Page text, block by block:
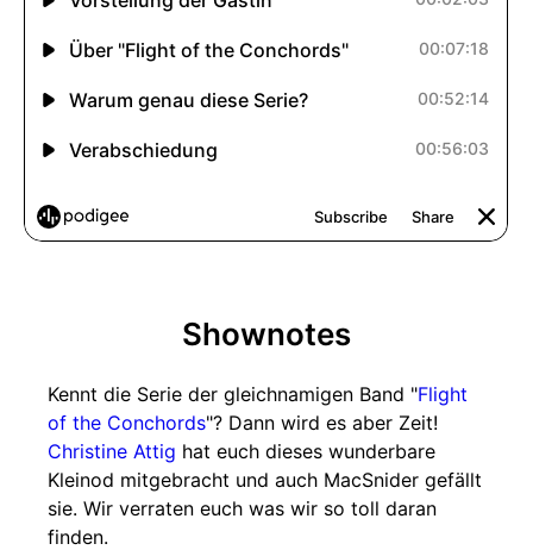
Shownotes
Kennt die Serie der gleichnamigen Band "Flight
of the Conchords"? Dann wird es aber Zeit!
Christine Attig hat euch dieses wunderbare
Kleinod mitgebracht und auch MacSnider gefällt
sie. Wir verraten euch was wir so toll daran
finden.